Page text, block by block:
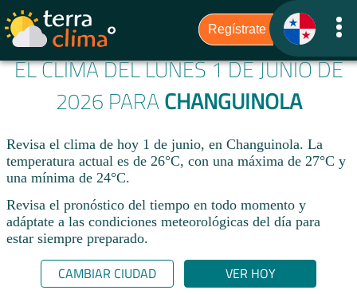
EL CLIMA DEL LUNES 1 DE JUNIO DE
2026 PARA CHANGUINOLA
Revisa el clima de hoy 1 de junio, en Changuinola. La
temperatura actual es de 26°C, con una máxima de 27°C y
una mínima de 24°C.​
Revisa el pronóstico del tiempo en todo momento y
adáptate a las condiciones meteorológicas del día para
estar siempre preparado.​
CAMBIAR CIUDAD VER HOY